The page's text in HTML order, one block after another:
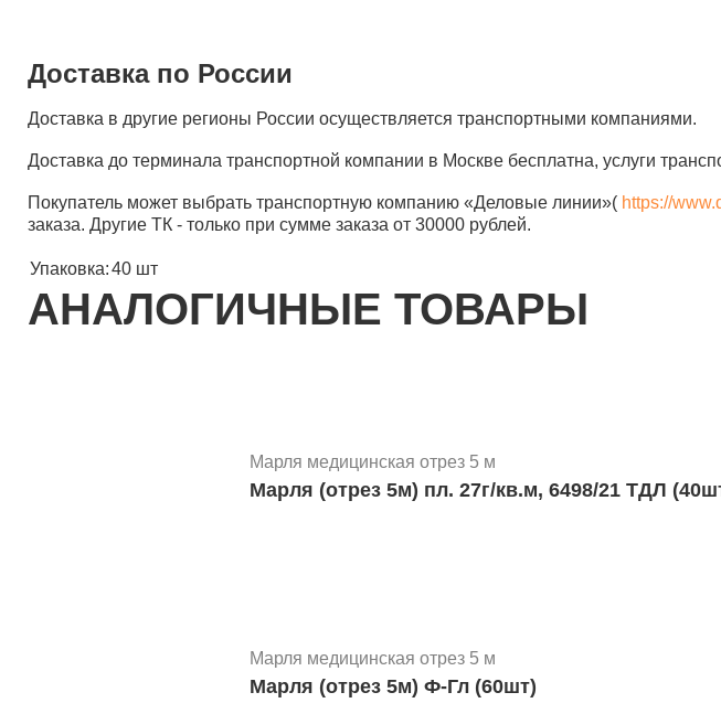
Доставка по России
Доставка в другие регионы России осуществляется транспортными компаниями.
Доставка до терминала транспортной компании в Москве бесплатна, услуги
Покупатель может выбрать транспортную компанию «Деловые линии»( https://
заказа. Другие ТК - только при сумме заказа от 30000 рублей.
Упаковка:40 шт
АНАЛОГИЧНЫЕ ТОВАРЫ
Марля медицинская отрез 5 м
Марля (отрез 5м) пл. 27г/кв.м, 6498/21 ТДЛ
Марля медицинская отрез 5 м
Марля (отрез 5м) Ф-Гл (60шт)